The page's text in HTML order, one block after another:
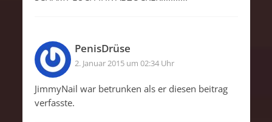
PenisDrüse
2. Januar 2015 um 02:34 Uhr
JimmyNail war betrunken als er diesen beitrag
verfasste.